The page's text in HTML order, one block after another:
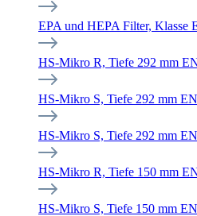
EPA und HEPA Filter, Klasse
HS-Mikro R, Tiefe 292 mm
HS-Mikro S, Tiefe 292 mm
HS-Mikro S, Tiefe 292 mm
HS-Mikro R, Tiefe 150 mm
HS-Mikro S, Tiefe 150 mm